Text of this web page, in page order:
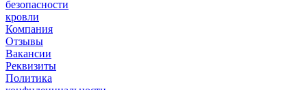
безопасности
кровли
Компания
Отзывы
Вакансии
Реквизиты
Политика